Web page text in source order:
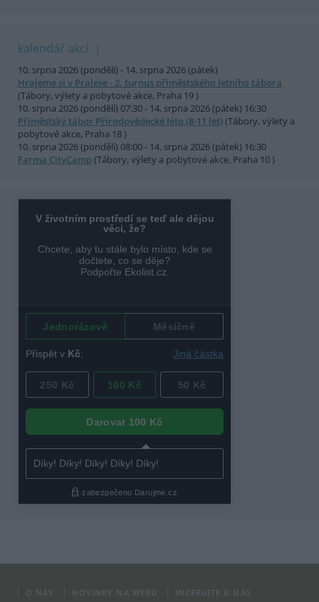
kalendář akcí
10. srpna 2026 (pondělí) - 14. srpna 2026 (pátek)
Hrajeme si v Pralese - 2. turnus příměstského letního tábora
(Tábory, výlety a pobytové akce, Praha 19 )
10. srpna 2026 (pondělí) 07:30 - 14. srpna 2026 (pátek) 16:30
Příměstský tábor Přírodovědecké léto (8-11 let)(Tábory, výlety a
pobytové akce, Praha 18 )
10. srpna 2026 (pondělí) 08:00 - 14. srpna 2026 (pátek) 16:30
Farma CityCamp (Tábory, výlety a pobytové akce, Praha 10 )
O NÁS NOVINKY NA WEBU INZERUJTE U NÁS